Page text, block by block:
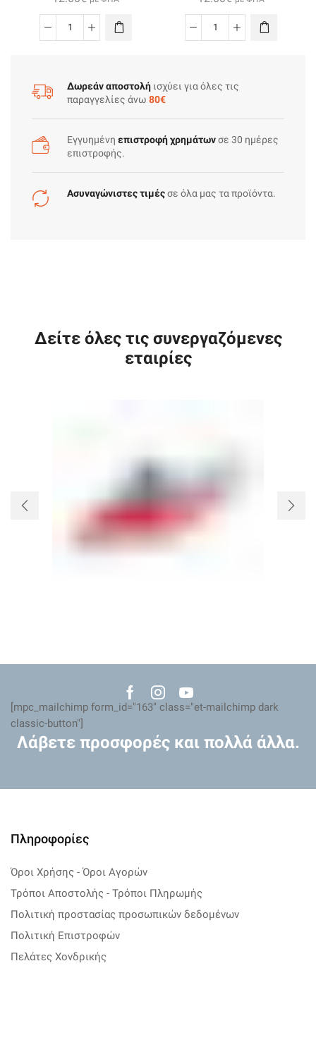
Sony
0108
Ambilight
Δωρεάν αποστολή ισχύει για όλες τις
παραγγελίες άνω 80€
Εγγυημένη επιστροφή χρημάτωνσε 30 ημέρες
επιστροφής.
Ασυναγώνιστες τιμέςσε όλα μας τα προϊόντα.
Δείτε όλες τις συνεργαζόμενες
εταιρίες
Facebook
Instagram
Youtube
[mpc_mailchimp form_id="163" class="et-mailchimp dark
classic-button"]
Λάβετε προσφορές και πολλά άλλα.
Πληροφορίες
Όροι Χρήσης - Όροι Αγορών
Τρόποι Αποστολής - Τρόποι Πληρωμής
Πολιτική προστασίας προσωπικών δεδομένων
Πολιτική Επιστροφών
Πελάτες Χονδρικής